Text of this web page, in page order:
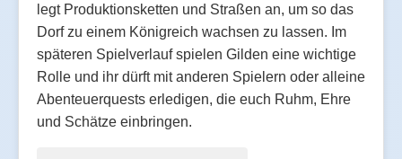
legt Produktionsketten und Straßen an, um so das
Dorf zu einem Königreich wachsen zu lassen. Im
späteren Spielverlauf spielen Gilden eine wichtige
Rolle und ihr dürft mit anderen Spielern oder alleine
Abenteuerquests erledigen, die euch Ruhm, Ehre
und Schätze einbringen.